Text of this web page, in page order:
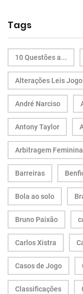
Tags
10 Questões a...
Alterações Leis Jogo
André Narciso
Antony Taylor
Arbitragem Feminina
Barreiras
Bola ao solo
Bruno Paixão
Carlos Xistra
Casos de Jogo
Classificações